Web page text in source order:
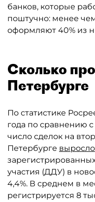
банков, которые
поштучно: менее
оформляют 40% из
Сколько
Петербурге
По статистике
года по сравнению
число сделок на
Петербурге выросло
участия (ДДУ) в
4,4%. В среднем в
регистрируется 8